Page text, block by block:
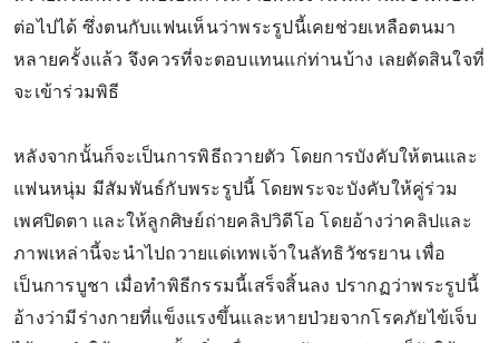
ต่อไปได้ ซึ่งตนกับแฟนเห็นว่าพระรูปนี้เคยช่วยเหลือตนมา
หลายครั้งแล้ว จึงควรที่จะตอบแทนแก่ท่านบ้าง เลยตัดสินใจที่
จะเข้าร่วมพิธี
หลังจากนั้นก็จะเป็นการพิธีถวายตัว โดยการบังคับให้ตนและ
แฟนหนุ่ม มีสัมพันธ์กับพระรูปนี้ โดยพระจะบังคับให้คู่ร่วม
เพศปิดตา และให้ลูกศิษย์ถ่ายคลิปวิดีโอ โดยอ้างว่าคลิปและ
ภาพเหล่านี้จะนำไปถวายแด่เทพเจ้าในลัทธิวัชรยาน เพื่อ
เป็นการบูชา เมื่อทำพิธีกรรมนี้เสร็จสิ้นลง ปรากฏว่าพระรูปนี้
อ้างว่ามีร่างกายที่แข็งแรงขึ้นและหายป่วยจากโรคภัยไข้เจ็บ